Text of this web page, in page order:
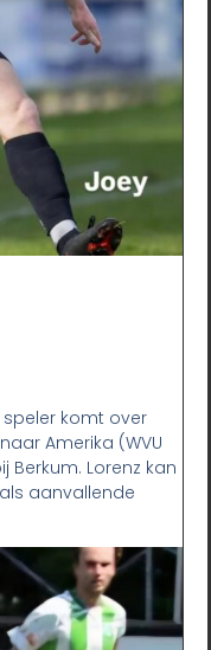
speler komt over
Amerika (WVU
Berkum. Lorenz kan
aanvallende